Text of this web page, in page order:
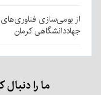
از بومی‌سازی
جهاددانشگاهی کرمان
ما را دنبال